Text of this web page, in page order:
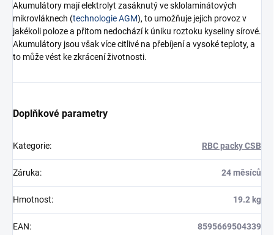
Akumulátory mají elektrolyt zasáknutý ve sklolaminátových
mikrovláknech (technologie AGM), to umožňuje jejich provoz v
jakékoli poloze a přitom nedochází k úniku roztoku kyseliny sírové.
Akumulátory jsou však více citlivé na přebíjení a vysoké teploty, a
to může vést ke zkrácení životnosti.
Doplňkové parametry
Kategorie: RBC packy CSB
Záruka: 24 měsíců
Hmotnost: 19.2 kg
EAN: 8595669504339